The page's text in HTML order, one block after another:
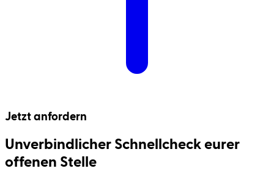
Jetzt anfordern
Unverbindlicher Schnell­check eurer
offenen Stelle